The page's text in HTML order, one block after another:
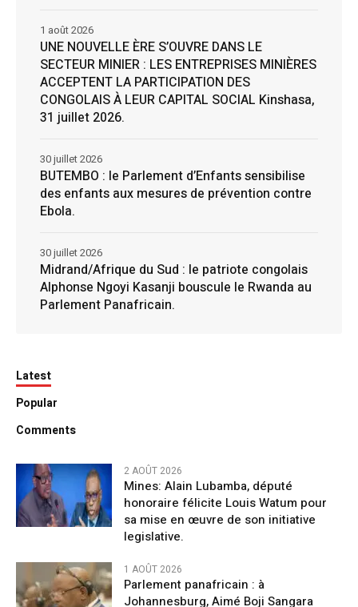
UNE NOUVELLE ÈRE S’OUVRE DANS LE
SECTEUR MINIER : LES ENTREPRISES MINIÈRES
ACCEPTENT LA PARTICIPATION DES
CONGOLAIS À LEUR CAPITAL SOCIAL Kinshasa,
31 juillet 2026.
1 août 2026
BUTEMBO : le Parlement d’Enfants sensibilise
des enfants aux mesures de prévention contre
Ebola.
30 juillet 2026
Midrand/Afrique du Sud : le patriote congolais
Alphonse Ngoyi Kasanji bouscule le Rwanda au
Parlement Panafricain.
30 juillet 2026
Latest
Popular
Comments
2 AOÛT 2026
Mines: Alain Lubamba, député
honoraire félicite Louis Watum pour
sa mise en œuvre de son initiative
legislative.
1 AOÛT 2026
Parlement panafricain : à
Johannesburg, Aimé Boji Sangara